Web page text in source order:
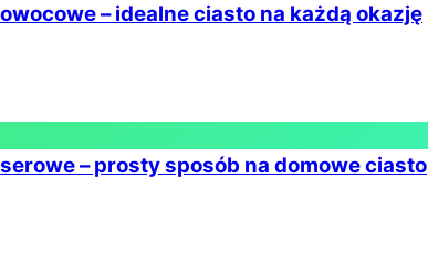
– idealne ciasto na każdą okazję
– prosty sposób na domowe ciasto